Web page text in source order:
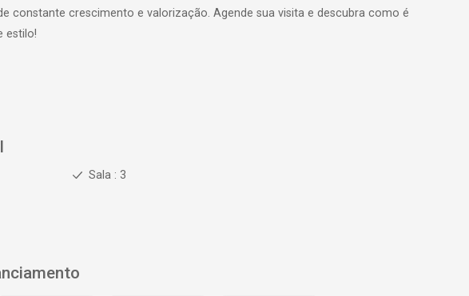
constante crescimento e valorização. Agende sua visita e descubra como é
estilo!
Sala : 3